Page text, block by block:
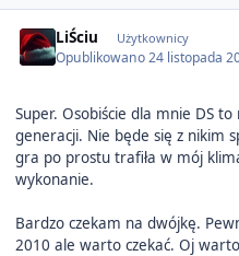
LiŚciu Użytkownicy
Opublikowano24 listopada
Super. Osobiście dla mnie DS
generacji. Nie będe się z nikim
gra po prostu trafiła w mój
wykonanie.
Bardzo czekam na dwójkę.
2010 ale warto czekać. Oj